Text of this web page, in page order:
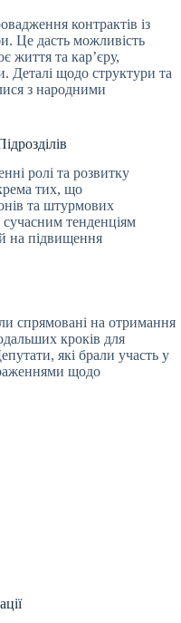
контрактів із
Це дасть можливість
життя та кар’єру,
Деталі щодо структури та
з народними
ролі та розвитку
тих, що
та штурмових
тенденціям
на підвищення
спрямовані на отримання
кроків для
які брали участь у
щодо